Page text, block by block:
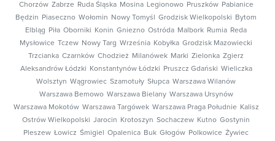
Chorzów Zabrze Ruda Śląska Mosina Legionowo Pruszków
Pabianice
Będzin
Piaseczno Wołomin Nowy Tomyśl Grodzisk Wielkopolski
Bytom
Elbląg
Piła Oborniki Konin Gniezno Ostróda Malbork Rumia Reda
Mysłowice Tczew Nowy Targ Września Kobyłka Grodzisk Mazowiecki
Trzcianka Czarnków Chodzież Milanówek Marki Zielonka Zgierz
Aleksandrów Łódzki
Konstantynów Łódzki Pruszcz Gdański Wieliczka
Wolsztyn Wągrowiec Szamotuły Słupca Warszawa Wilanów
Warszawa Bemowo Warszawa Bielany Warszawa Ursynów
Warszawa Mokotów Warszawa Targówek Warszawa Praga Południe
Kalisz
Ostrów Wielkopolski Jarocin Krotoszyn Sochaczew Kutno Gostynin
Pleszew Łowicz Śmigiel Opalenica Buk Głogów Polkowice Żywiec